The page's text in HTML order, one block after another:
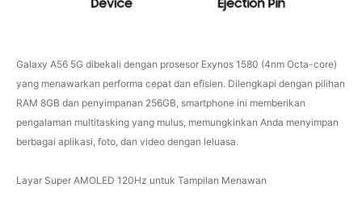
Galaxy A56 5G dibekali dengan prosesor Exynos 1580 (4nm Octa-core)
yang menawarkan performa cepat dan efisien. Dilengkapi dengan pilihan
RAM 8GB dan penyimpanan 256GB, smartphone ini memberikan
pengalaman multitasking yang mulus, memungkinkan Anda menyimpan
berbagai aplikasi, foto, dan video dengan leluasa.
Layar Super AMOLED 120Hz untuk Tampilan Menawan